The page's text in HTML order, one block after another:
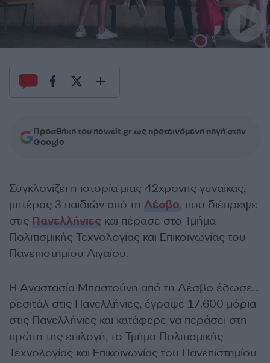
Προσθήκη του newsit.gr ως προτεινόμενη πηγή στην
Google
Συγκλονίζει η ιστορία μιας 42χρονης γυναίκας,
μητέρας 3 παιδιών από τη Λέσβο, που διέπρεψε
στις Πανελλήνιες και πέρασε στο Τμήμα
Πολιτισμικής Τεχνολογίας και Επικοινωνίας του
Πανεπιστημίου Αιγαίου.
Η Αναστασία Μπαστούνη από τη Λέσβο έδωσε…
ρεσιτάλ στις Πανελλήνιες, έγραψε 17.600 μόρια
στις Πανελλήνιες και κατάφερε να περάσει στη
πρώτη της επιλογή, το Τμήμα Πολιτισμικής
Τεχνολογίας και Επικοινωνίας του Πανεπιστημίου